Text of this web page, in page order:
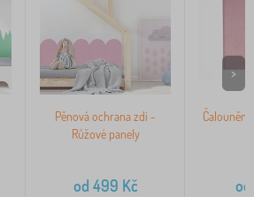
Pěnová ochrana zdi -
Růžové panely
od 499 Kč
-
od
>